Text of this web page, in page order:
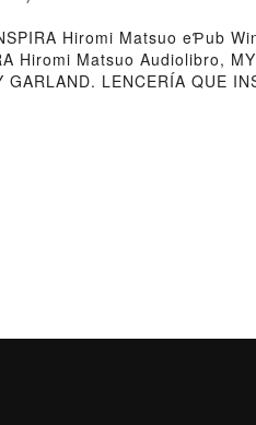
Hiromi Matsuo eƤub
Hiromi Matsuo Audiolibro,
LENCERÍA QUE